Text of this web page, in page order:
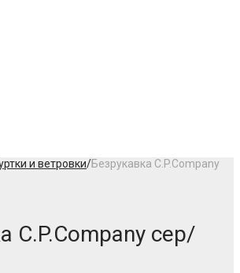
и ветровки/Безрукавка C.P.Company
C.P.Company сер/